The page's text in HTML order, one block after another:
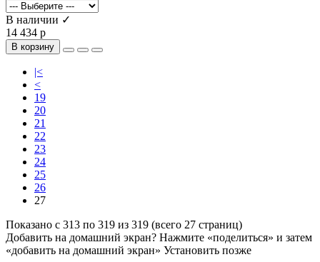
В наличии ✓
14 434 р
В корзину
|<
<
19
20
21
22
23
24
25
26
27
Показано с 313 по 319 из 319 (всего 27 страниц)
Добавить на домашний экран? Нажмите «поделиться» и затем
«добавить на домашний экран» Установить позже